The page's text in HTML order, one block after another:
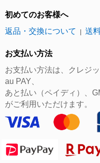
初めてのお客様へ
返品・交換について
｜ 送
お支払い方法
お支払い方法は、クレジ
au PAY、
あと払い（ペイディ）、
がご利用いただけます。